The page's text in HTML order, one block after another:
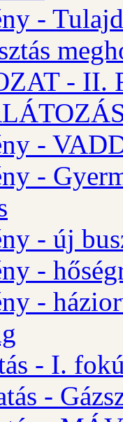
-
- II.
-
-
- új
-
-
- I.
-